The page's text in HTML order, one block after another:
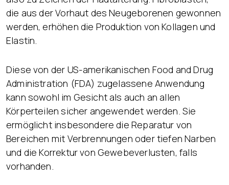
die aus der Vorhaut des Neugeborenen gewonnen
werden, erhöhen die Produktion von Kollagen und
Elastin.
Diese von der US-amerikanischen Food and Drug
Administration (FDA) zugelassene Anwendung
kann sowohl im Gesicht als auch an allen
Körperteilen sicher angewendet werden. Sie
ermöglicht insbesondere die Reparatur von
Bereichen mit Verbrennungen oder tiefen Narben
und die Korrektur von Gewebeverlusten, falls
vorhanden.